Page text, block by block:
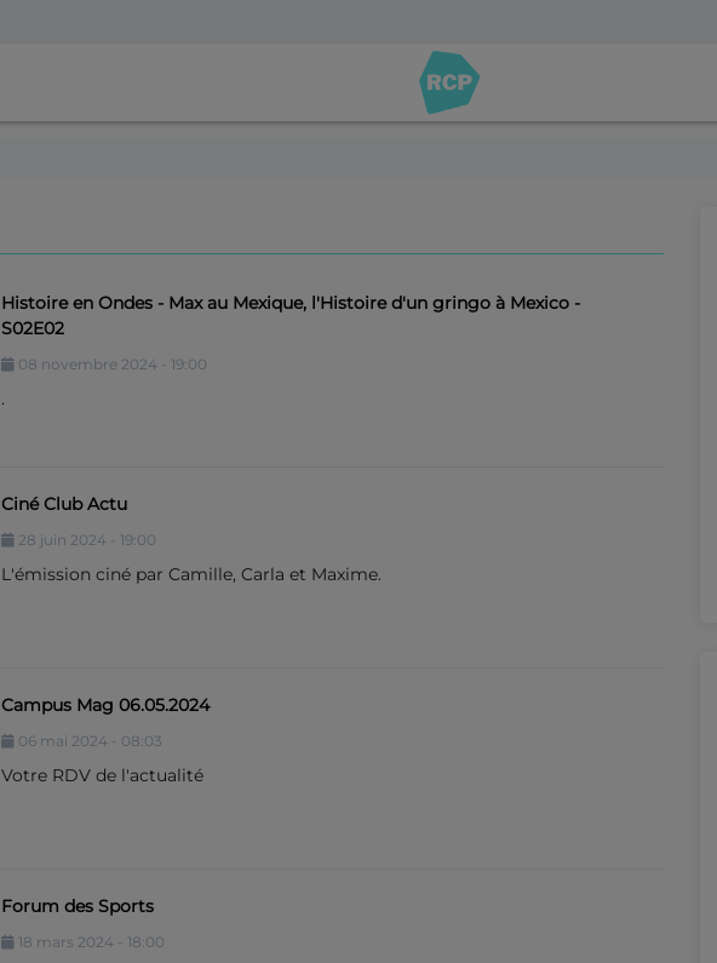
Histoire en Ondes - Max au Mexique, l'Histoire d'un gringo à Mexico -
S02E02
08 novembre 2024 - 19:00
.
Ciné Club Actu
28 juin 2024 - 19:00
L'émission ciné par Camille, Carla et Maxime.
Campus Mag 06.05.2024
06 mai 2024 - 08:03
Votre RDV de l'actualité
Forum des Sports
18 mars 2024 - 18:00